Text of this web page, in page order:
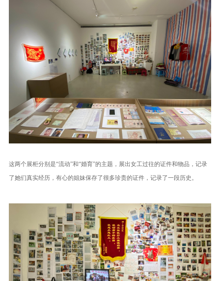
这两个展柜分别是“流动”和“婚育”的主题，展出女工过往的证件和物品，记录
了她们真实经历，有心的姐妹保存了很多珍贵的证件，记录了一段历史。